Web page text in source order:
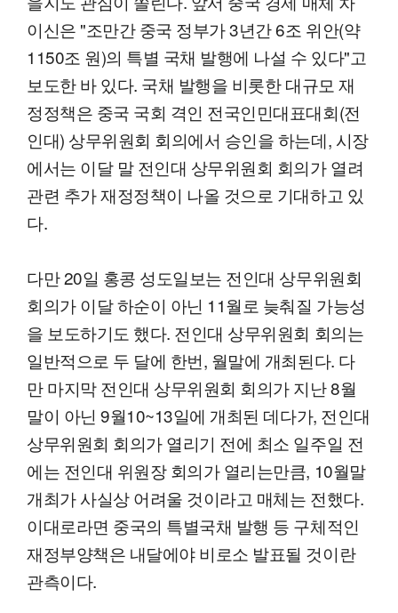
이신은 "조만간 중국 정부가 3년간 6조 위안(약
1150조 원)의 특별 국채 발행에 나설 수 있다"고
보도한 바 있다. 국채 발행을 비롯한 대규모 재
정정책은 중국 국회 격인 전국인민대표대회(전
인대) 상무위원회 회의에서 승인을 하는데, 시장
에서는 이달 말 전인대 상무위원회 회의가 열려
관련 추가 재정정책이 나올 것으로 기대하고 있
다.
다만 20일 홍콩 성도일보는 전인대 상무위원회
회의가 이달 하순이 아닌 11월로 늦춰질 가능성
을 보도하기도 했다. 전인대 상무위원회 회의는
일반적으로 두 달에 한번, 월말에 개최된다. 다
만 마지막 전인대 상무위원회 회의가 지난 8월
말이 아닌 9월10~13일에 개최된 데다가, 전인대
상무위원회 회의가 열리기 전에 최소 일주일 전
에는 전인대 위원장 회의가 열리는만큼, 10월말
개최가 사실상 어려울 것이라고 매체는 전했다.
이대로라면 중국의 특별국채 발행 등 구체적인
재정부양책은 내달에야 비로소 발표될 것이란
관측이다.